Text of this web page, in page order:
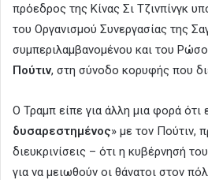
πρόεδρος της Κίνας Σι Τζινπίνγκ
του Οργανισμού Συνεργασίας της
συμπεριλαμβανομένου και του
Πούτιν, στη σύνοδο κορυφής που
Ο Τραμπ είπε για άλλη μια φορά ότι
δυσαρεστημένος» με τον Πούτιν,
διευκρινίσεις – ότι η κυβέρνησή
για να μειωθούν οι θάνατοι στον